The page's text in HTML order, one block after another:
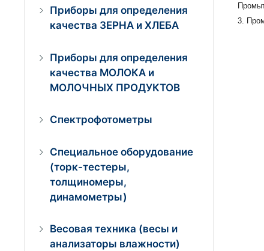
3.
Приборы для определения
качества ЗЕРНА и ХЛЕБА
Приборы для определения
качества МОЛОКА и
МОЛОЧНЫХ ПРОДУКТОВ
Спектрофотометры
Специальное оборудование
(торк-тестеры,
толщиномеры,
динамометры)
Весовая техника (весы и
анализаторы влажности)